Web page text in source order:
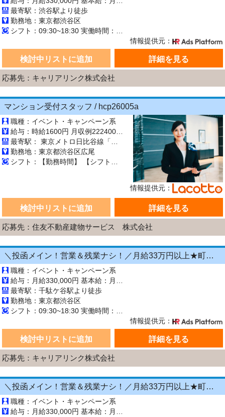
最寄駅：渋谷駅より徒歩
勤務地：東京都渋谷区
情報提供元：
検討中リストに追加 詳細を見る
応募先：キャリアリンク株式会社
マンション受付スタッフ / hcp26005a
職種：イベント・キャンペーン系
勤務地：東京都渋谷区広尾
情報提供元：
検討中リストに追加 詳細を見る
応募先：住友不動産建物サービス 株式会社
＼投函メイン！営業＆残業ナシ！／月給33万円以上★町歩きをしながら投函♪20～50代活躍中☆年間休日125日以上！[26750234]
職種：イベント・キャンペーン系
給与：月給330,000円 基本給：月330,000円 ※固定残業代（月45時間分の70,000円）を上記に含む ※超過時間分は別途支給 ■交通費支給（規定あり） ■賞与：年2回（6月・12月） 固定残業代の有無：有り 固定残業代の金額：70,000 固定残業代の時間：45時間 ※超過分は別途支給します。
最寄駅：千駄ケ谷駅より徒歩
勤務地：東京都渋谷区
シフト：09:30~18:30 実働時間：8時間／日 休憩1時間
情報提供元：
検討中リストに追加 詳細を見る
応募先：キャリアリンク株式会社
＼投函メイン！営業＆残業ナシ！／月給33万円以上★町歩きをしながら投函♪20～50代活躍中☆年間休日125日以上！[26750231]
職種：イベント・キャンペーン系
給与：月給330,000円 基本給：月330,000円 ※固定残業代（月45時間分の70,000円）を上記に含む ※超過時間分は別途支給 ■交通費支給（規定あり） ■賞与：年2回（6月・12月） 固定残業代の有無：有り 固定残業代の金額：70,000 固定残業代の時間：45時間 ※超過分は別途支給します。